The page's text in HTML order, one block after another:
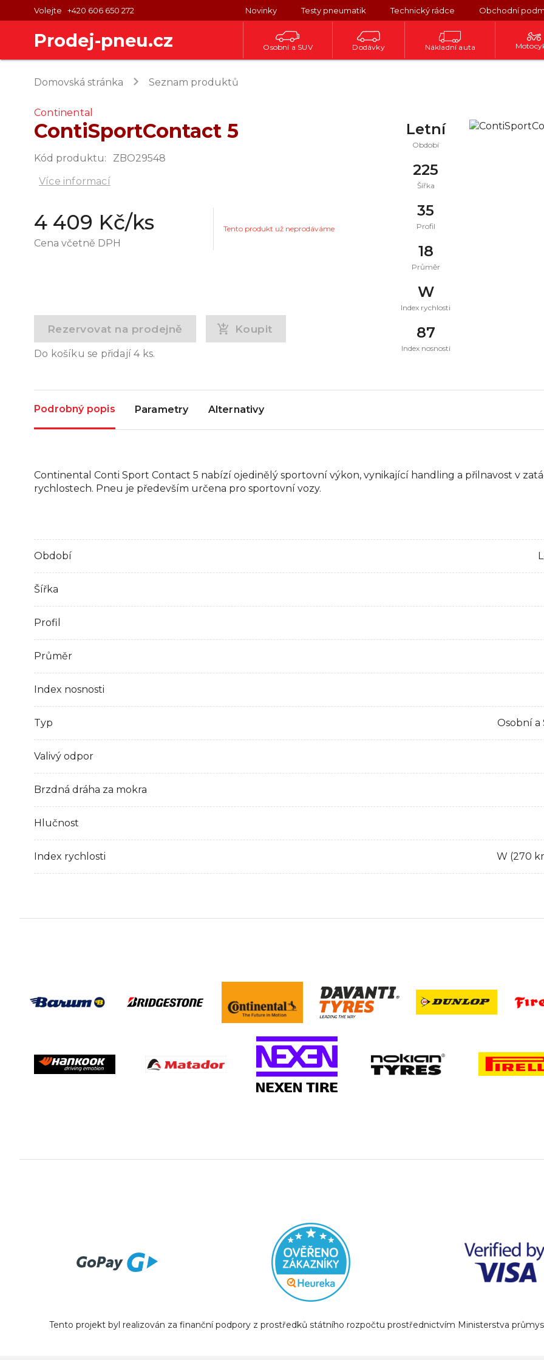
Volejte +420 606 650 272 Novinky Testy pneumatik Technický rádce Obchodní
Prodej-pneu.cz Osobní a SUV Dodávky Nákladní auta
Domovská stránka keyboard_arrow_right Seznam produktů
Continental
ContiSportContact 5
Kód produktu:
ZBO29548
Více informací
4 409 Kč/ks
Cena včetně DPH
Tento produkt už neprodáváme
Rezervovat na prodejně Koupit
Do košíku se přidají4ks.
Letní
Období
225
Šířka
35
Profil
18
Průměr
W
Index rychlosti
87
Index nosnosti
Podrobný popis Parametry Alternativy
Continental Conti Sport Contact 5 nabízí ojedinělý sportovní výkon, vynikající handling a přilnavost v
rychlostech. Pneu je především určena pro sportovní vozy.
Období
Šířka
Profil
Průměr
Index nosnosti
Typ Osobní a
Valivý odpor
Brzdná dráha za mokra
Hlučnost
Index rychlosti W (270
Tento projekt byl realizován za finanční podpory z prostředků státního rozpočtu prostřednictvím Ministerstva